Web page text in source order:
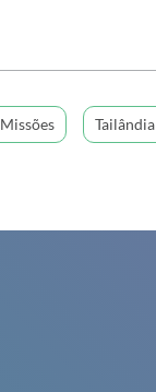
Missões Tailândia